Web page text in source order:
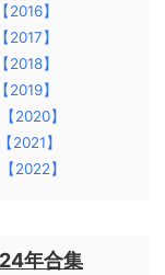
】
】
】
】
2020】
2021】
2022】
年合集